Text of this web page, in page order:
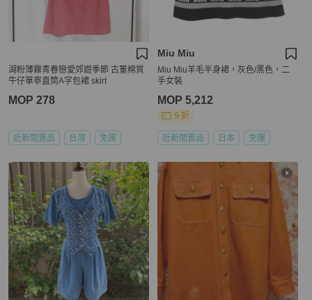
湖粉薄霧青春戀愛郊遊季節 古董棉質
牛仔單寧直筒A字包裙 skirt
MOP 278
近新閒置品 台灣 免運
Miu Miu
Miu Miu羊毛半身裙，灰色/黑色，二
手女裝
MOP 5,212
9 折
近新閒置品 日本 免運